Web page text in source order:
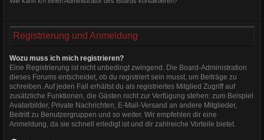
Registrierung und Anmeldung
Wozu muss ich mich registrieren?
Eine Registrierung ist nicht unbedingt zwingend. Die Board-Administration
dieses Forums entscheidet, ob du registriert sein musst, um Beiträge zu
schreiben. Auf jeden Fall erhältst du als registriertes Mitglied Zugriff auf
zusätzliche Funktionen, die Gästen nicht zur Verfügung stehen: zum Beispiel
Avatarbilder, Private Nachrichten, E-Mail-Versand an andere Mitglieder,
Beitritt zu Benutzergruppen und so weiter. Wir empfehlen dir eine
Anmeldung, da sie schnell erledigt ist und dir zahlreiche Vorteile bietet.